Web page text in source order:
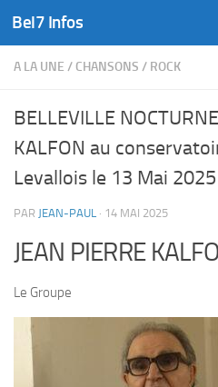
Skip to content
Bel7 Infos
A LA UNE / CHANSONS / ROCK
BELLEVILLE
KALFON au
Levallois le 13 Mai 2025
PAR JEAN-PAUL · 14 MAI 2025
JEAN PIERRE
Le Groupe